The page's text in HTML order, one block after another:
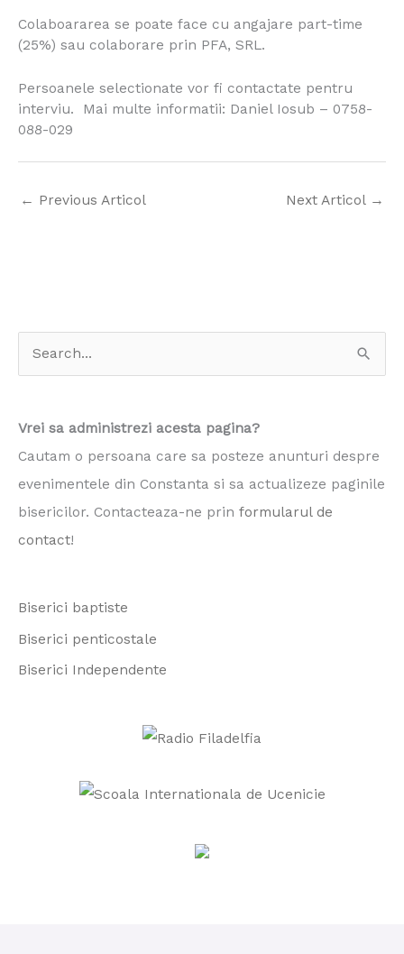
Colaboararea se poate face cu angajare part-time
(25%) sau colaborare prin PFA, SRL.
Persoanele selectionate vor fi contactate pentru
interviu. Mai multe informatii: Daniel Iosub – 0758-
088-029
← Previous Articol Next Articol →
:
Vrei sa administrezi acesta pagina?
Cautam o persoana care sa posteze anunturi despre
evenimentele din Constanta si sa actualizeze paginile
bisericilor. Contacteaza-ne prin formularul de
contact!
Biserici baptiste
Biserici penticostale
Biserici Independente